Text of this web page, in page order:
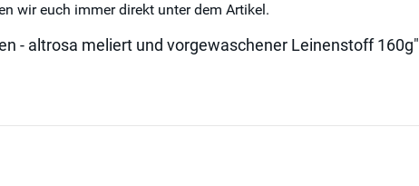
wir euch immer direkt unter dem Artikel.
- altrosa meliert und vorgewaschener Leinenstoff 160g"